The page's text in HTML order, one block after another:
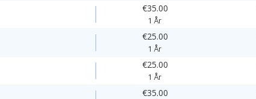
€35.00
1 År
€25.00
1 År
€25.00
1 År
€35.00